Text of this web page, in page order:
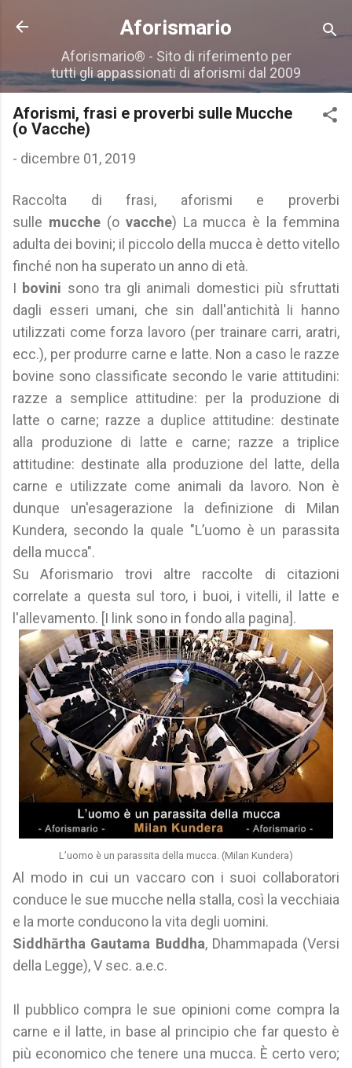
Passa ai contenuti principali
Aforismario
Aforismario® - Sito di riferimento per
tutti gli appassionati di aforismi dal 2009
Aforismi, frasi e proverbi sulle Mucche
(o Vacche)
- dicembre 01, 2019
Raccolta di frasi, aforismi e proverbi
sulle mucche (o vacche) La mucca è la femmina
adulta dei bovini; il piccolo della mucca è detto vitello
finché non ha superato un anno di età.
I bovini sono tra gli animali domestici più sfruttati
dagli esseri umani, che sin dall'antichità li hanno
utilizzati come forza lavoro (per trainare carri, aratri,
ecc.), per produrre carne e latte. Non a caso le razze
bovine sono classificate secondo le varie attitudini:
razze a semplice attitudine: per la produzione di
latte o carne; razze a duplice attitudine: destinate
alla produzione di latte e carne; razze a triplice
attitudine: destinate alla produzione del latte, della
carne e utilizzate come animali da lavoro. Non è
dunque un'esagerazione la definizione di Milan
Kundera, secondo la quale "L’uomo è un parassita
della mucca".
Su Aforismario trovi altre raccolte di citazioni
correlate a questa sul toro, i buoi, i vitelli, il latte e
l'allevamento. [I link sono in fondo alla pagina].
L’uomo è un parassita della mucca. (Milan Kundera)
Al modo in cui un vaccaro con i suoi collaboratori
conduce le sue mucche nella stalla, così la vecchiaia
e la morte conducono la vita degli uomini.
Siddhārtha Gautama Buddha, Dhammapada (Versi
della Legge), V sec. a.e.c.
Il pubblico compra le sue opinioni come compra la
carne e il latte, in base al principio che far questo è
più economico che tenere una mucca. È certo vero;